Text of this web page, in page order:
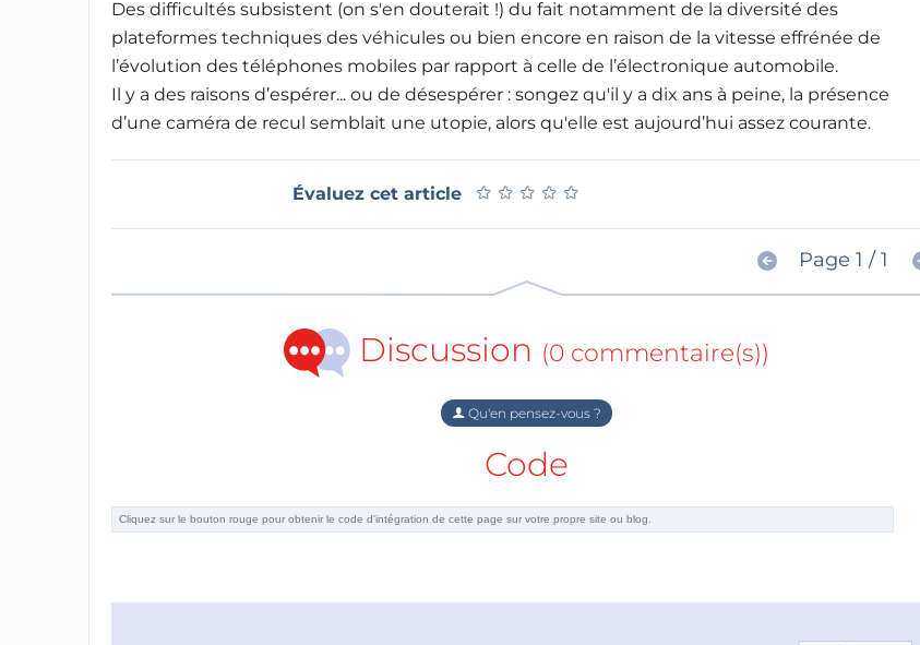
Des difficultés subsistent (on s'en douterait !) du fait notamment de la diversité des
plateformes techniques des véhicules ou bien encore en raison de la vitesse effrénée de
l’évolution des téléphones mobiles par rapport à celle de l’électronique automobile.
Il y a des raisons d’espérer... ou de désespérer : songez qu'il y a dix ans à peine, la présence
d’une caméra de recul semblait une utopie, alors qu'elle est aujourd’hui assez courante.
Évaluez cet article ★ ★ ★ ★ ★
★ ★ ★ ★ ★
Page 1 / 1
Discussion (0 commentaire(s))
Qu'en pensez-vous ?
Code